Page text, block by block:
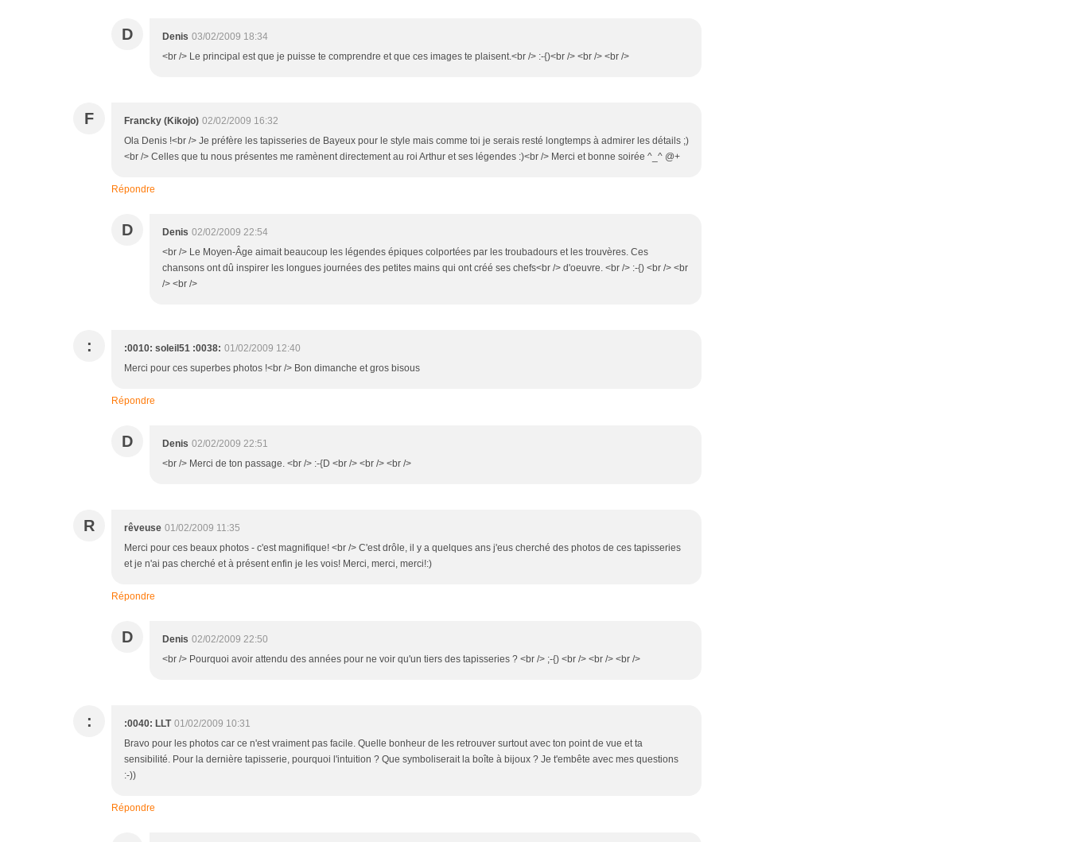
D Denis 03/02/2009 18:34
<br /> Le principal est que je puisse te comprendre et que ces images te plaisent.<br /> :-{)<br /> <br /> <br />
F Francky (Kikojo) 02/02/2009 16:32
Ola Denis !<br /> Je préfère les tapisseries de Bayeux pour le style mais comme toi je serais resté longtemps à admirer les détails ;)
<br /> Celles que tu nous présentes me ramènent directement au roi Arthur et ses légendes :)<br /> Merci et bonne soirée ^_^ @+
Répondre
D Denis 02/02/2009 22:54
<br /> Le Moyen-Âge aimait beaucoup les légendes épiques colportées par les troubadours et les trouvères. Ces
chansons ont dû inspirer les longues journées des petites mains qui ont créé ses chefs<br /> d'oeuvre. <br /> :-{) <br /> <br
/> <br />
: :0010: soleil51 :0038: 01/02/2009 12:40
Merci pour ces superbes photos !<br /> Bon dimanche et gros bisous
Répondre
D Denis 02/02/2009 22:51
<br /> Merci de ton passage. <br /> :-{D <br /> <br /> <br />
R rêveuse 01/02/2009 11:35
Merci pour ces beaux photos - c'est magnifique! <br /> C'est drôle, il y a quelques ans j'eus cherché des photos de ces tapisseries
et je n'ai pas cherché et à présent enfin je les vois! Merci, merci, merci!:)
Répondre
D Denis 02/02/2009 22:50
<br /> Pourquoi avoir attendu des années pour ne voir qu'un tiers des tapisseries ? <br /> ;-{) <br /> <br /> <br />
: :0040: LLT 01/02/2009 10:31
Bravo pour les photos car ce n'est vraiment pas facile. Quelle bonheur de les retrouver surtout avec ton point de vue et ta
sensibilité. Pour la dernière tapisserie, pourquoi l'intuition ? Que symboliserait la boîte à bijoux ? Je t'embête avec mes questions
:-))
Répondre